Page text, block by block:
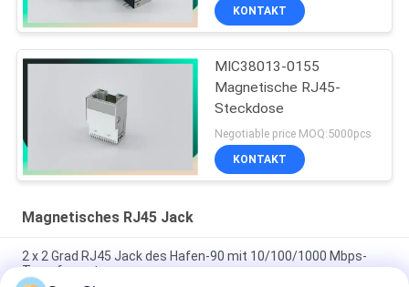
KONTAKT
MIC38013-0155
Magnetische RJ45-
Steckdose
Negotiable price MOQ:5000pcs
KONTAKT
Magnetisches RJ45 Jack
2 x 2 Grad RJ45 Jack des Hafen-90 mit 10/100/1000 Mbps-
Transformator